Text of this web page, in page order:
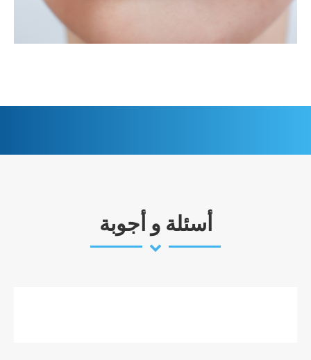
أسئلة و أجوبة